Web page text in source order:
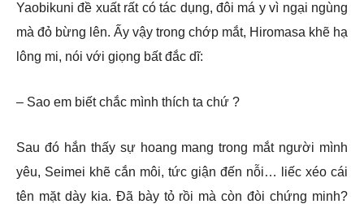
Yaobikuni đề xuất rất có tác dụng, đôi má y vì ngại ngùng
mà đỏ bừng lên. Ấy vậy trong chớp mắt, Hiromasa khẽ hạ
lông mi, nói với giọng bất đắc dĩ:
– Sao em biết chắc mình thích ta chứ ?
Sau đó hắn thấy sự hoang mang trong mắt người mình
yêu, Seimei khẽ cắn môi, tức giận đến nỗi… liếc xéo cái
tên mặt dày kia. Đã bày tỏ rồi mà còn đòi chứng minh?